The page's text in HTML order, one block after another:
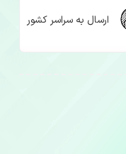
ارسال به سراسر کشور